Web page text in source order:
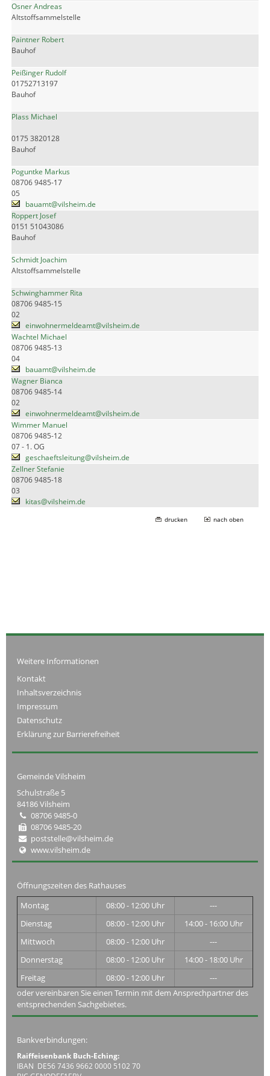
Osner Andreas
Altstoffsammelstelle
Paintner Robert
Bauhof
Peißinger Rudolf
01752713197
Bauhof
Plass Michael
0175 3820128
Bauhof
Poguntke Markus
08706 9485-17
05
bauamt@vilsheim.de
Roppert Josef
0151 51043086
Bauhof
Schmidt Joachim
Altstoffsammelstelle
Schwinghammer Rita
08706 9485-15
02
einwohnermeldeamt@vilsheim.de
Wachtel Michael
08706 9485-13
04
bauamt@vilsheim.de
Wagner Bianca
08706 9485-14
02
einwohnermeldeamt@vilsheim.de
Wimmer Manuel
08706 9485-12
07 - 1. OG
geschaeftsleitung@vilsheim.de
Zellner Stefanie
08706 9485-18
03
kitas@vilsheim.de
drucken nach oben
Weitere Informationen
Kontakt
Inhaltsverzeichnis
Impressum
Datenschutz
Erklärung zur Barrierefreiheit
Gemeinde Vilsheim
Schulstraße 5
84186 Vilsheim
08706 9485-0
08706 9485-20
poststelle@vilsheim.de
www.vilsheim.de
Öffnungszeiten des Rathauses
Montag
08:00 - 12:00 Uhr
---
Dienstag
08:00 - 12:00 Uhr
14:00 - 16:00 Uhr
Mittwoch
08:00 - 12:00 Uhr
---
Donnerstag
08:00 - 12:00 Uhr
14:00 - 18:00 Uhr
Freitag
08:00 - 12:00 Uhr
---
oder vereinbaren Sie einen Termin mit dem Ansprechpartner des
entsprechenden Sachgebietes.
Bankverbindungen:
Raiffeisenbank Buch-Eching:
IBAN DE56 7436 9662 0000 5102 70